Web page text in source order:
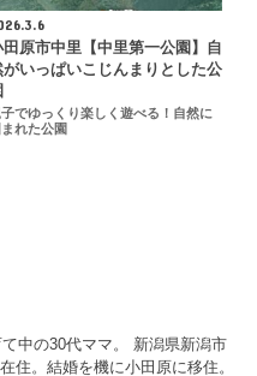
田原市中里【中里第一公園】自
がいっぱいこじんまりとした公
でゆっくり楽しく遊べる！自然に
まれた公園
中の30代ママ。 新潟県新潟市
住。結婚を機に小田原に移住。